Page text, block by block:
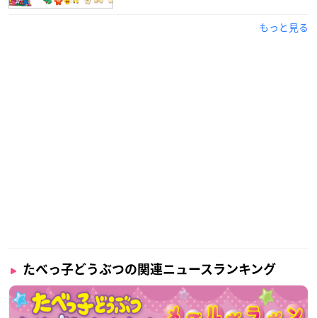
ラインナップ♪https://t.co/iRNTTAUom0
pic.twitter.com/YTicpbt6Zもっと見る
たべっ子どうぶつの関連ニュースランキング